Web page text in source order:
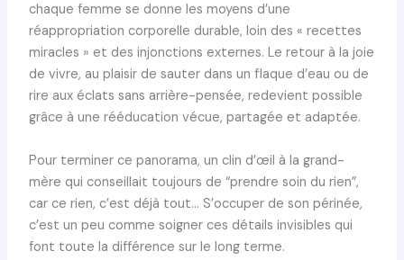
chaque femme se donne les moyens d’une
réappropriation corporelle durable, loin des « recettes
miracles » et des injonctions externes. Le retour à la joie
de vivre, au plaisir de sauter dans un flaque d’eau ou de
rire aux éclats sans arrière-pensée, redevient possible
grâce à une rééducation vécue, partagée et adaptée.
Pour terminer ce panorama, un clin d’œil à la grand-
mère qui conseillait toujours de “prendre soin du rien”,
car ce rien, c’est déjà tout… S’occuper de son périnée,
c’est un peu comme soigner ces détails invisibles qui
font toute la différence sur le long terme.